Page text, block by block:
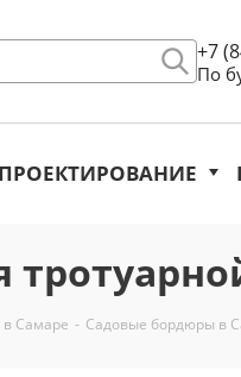
+7
По
ПРОЕКТИРОВАНИЕ
Самаре - Садовые бордюры в